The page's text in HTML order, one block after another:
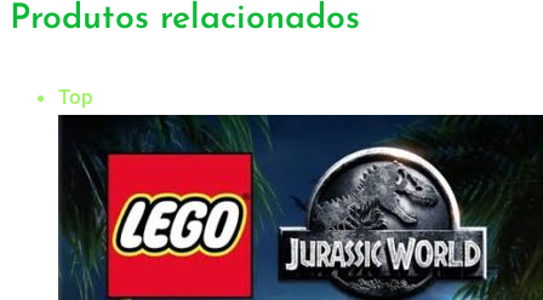
Produtos relacionados
Top